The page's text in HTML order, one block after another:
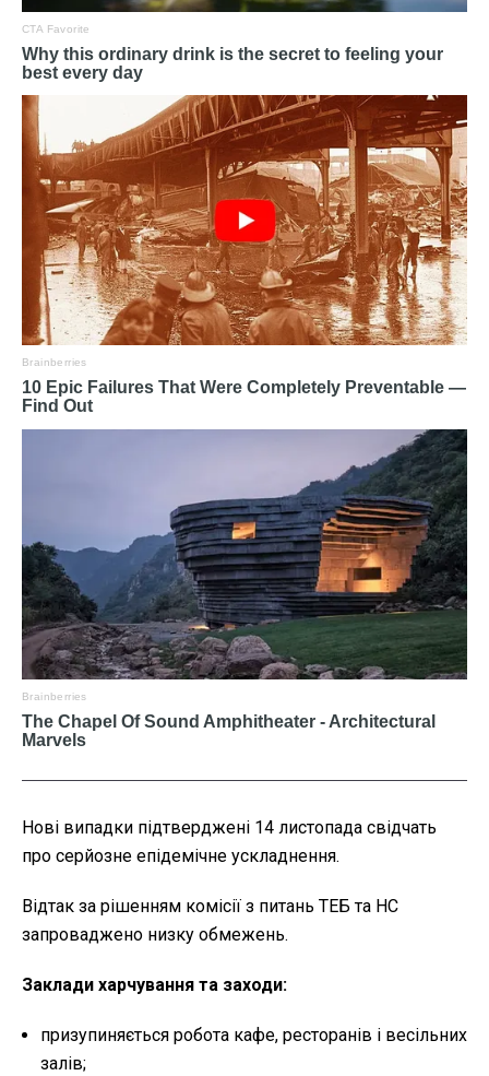
Нові випадки підтверджені 14 листопада свідчать
про серйозне епідемічне ускладнення.
Відтак за рішенням комісії з питань ТЕБ та НС
запроваджено низку обмежень.
Заклади харчування та заходи:
призупиняється робота кафе, ресторанів і весільних
залів;